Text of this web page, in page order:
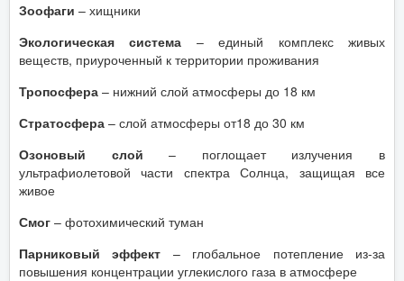
Зоофаги – хищники
Экологическая система – единый комплекс живых
веществ, приуроченный к территории проживания
Тропосфера – нижний слой атмосферы до 18 км
Стратосфера – слой атмосферы от18 до 30 км
Озоновый слой – поглощает излучения в
ультрафиолетовой части спектра Солнца, защищая все
живое
Смог – фотохимический туман
Парниковый эффект – глобальное потепление из-за
повышения концентрации углекислого газа в атмосфере